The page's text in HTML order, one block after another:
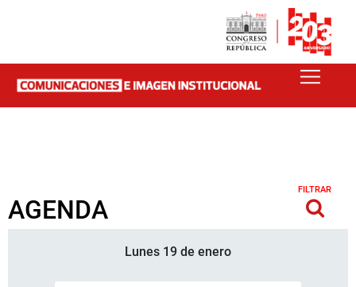
AGENDA
FILTRAR
Lunes 19 de enero